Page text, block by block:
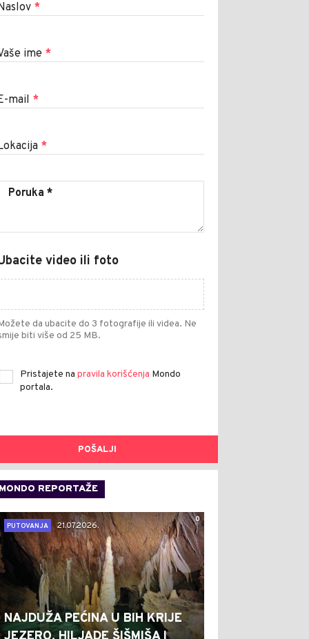
*
ime *
mail *
*
video ili foto
da ubacite do 3 fotografije ili videa. Ne
biti više od 25 MB.
Pristajete na pravila korišćenja Mondo
portala.
POŠALJI
MONDO REPORTAŽE
0
PUTOVANJA
21.07.2026.
NAJDUŽA PEĆINA U BIH KRIJE